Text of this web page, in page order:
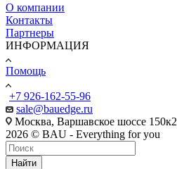
О компании
Контакты
Партнеры
ИНФОРМАЦИЯ
Помощь
+7 926-162-55-96
sale@bauedge.ru
Москва, Варшавское шоссе 150к2
2026 © BAU - Everything for you
Найти